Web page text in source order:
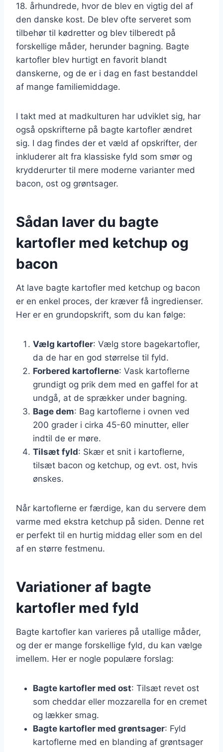
18. århundrede, hvor de blev en vigtig del af
den danske kost. De blev ofte serveret som
tilbehør til kødretter og blev tilberedt på
forskellige måder, herunder bagning. Bagte
kartofler blev hurtigt en favorit blandt
danskerne, og de er i dag en fast bestanddel
af mange familiemiddage.
I takt med at madkulturen har udviklet sig, har
også opskrifterne på bagte kartofler ændret
sig. I dag findes der et væld af opskrifter, der
inkluderer alt fra klassiske fyld som smør og
krydderurter til mere moderne varianter med
bacon, ost og grøntsager.
Sådan laver du bagte
kartofler med ketchup og
bacon
At lave bagte kartofler med ketchup og bacon
er en enkel proces, der kræver få ingredienser.
Her er en grundopskrift, som du kan følge:
Vælg kartofler: Vælg store bagekartofler,
da de har en god størrelse til fyld.
Forbered kartoflerne: Vask kartoflerne
grundigt og prik dem med en gaffel for at
undgå, at de sprækker under bagning.
Bage dem: Bag kartoflerne i ovnen ved
200 grader i cirka 45-60 minutter, eller
indtil de er møre.
Tilsæt fyld: Skær et snit i kartoflerne,
tilsæt bacon og ketchup, og evt. ost, hvis
ønskes.
Når kartoflerne er færdige, kan du servere dem
varme med ekstra ketchup på siden. Denne ret
er perfekt til en hurtig middag eller som en del
af en større festmenu.
Variationer af bagte
kartofler med fyld
Bagte kartofler kan varieres på utallige måder,
og der er mange forskellige fyld, du kan vælge
imellem. Her er nogle populære forslag:
Bagte kartofler med ost: Tilsæt revet ost
som cheddar eller mozzarella for en cremet
og lækker smag.
Bagte kartofler med grøntsager: Fyld
kartoflerne med en blanding af grøntsager